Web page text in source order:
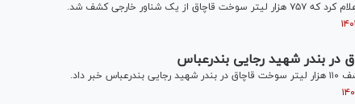
شناور خارجی کشف شد.
داد.